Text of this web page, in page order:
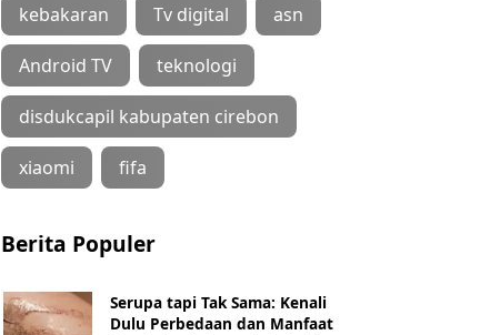
kebakaran Tv digital asn
Android TV teknologi
disdukcapil kabupaten cirebon
xiaomi fifa
Berita Populer
Serupa tapi Tak Sama: Kenali
Dulu Perbedaan dan Manfaat